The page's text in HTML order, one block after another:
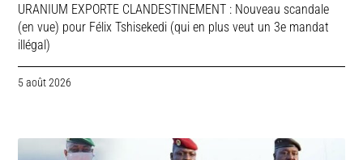
URANIUM EXPORTE CLANDESTINEMENT : Nouveau scandale
(en vue) pour Félix Tshisekedi (qui en plus veut un 3e mandat
illégal)
5 août 2026